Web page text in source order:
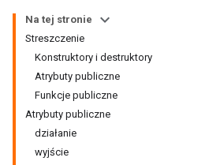
Na tej stronie
Streszczenie
Konstruktory i destruktory
Atrybuty publiczne
Funkcje publiczne
Atrybuty publiczne
działanie
wyjście